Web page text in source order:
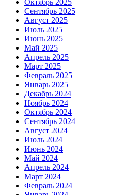
Октябрь 2025
Сентябрь 2025
Август 2025
Июль 2025
Июнь 2025
Май 2025
Апрель 2025
Март 2025
Февраль 2025
Январь 2025
Декабрь 2024
Ноябрь 2024
Октябрь 2024
Сентябрь 2024
Август 2024
Июль 2024
Июнь 2024
Май 2024
Апрель 2024
Март 2024
Февраль 2024